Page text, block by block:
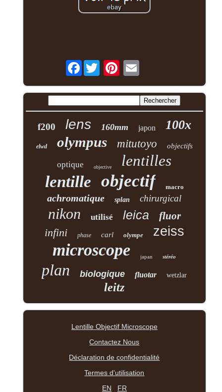
Facebook
f200 lens 160mm japon 100x
elwd olympus mitutoyo objectifs
optique objective lentilles
lentille objectif macro
achromatique splan chirurgical
nikon utilisé leica fluor
infini phase carl olympe zeiss
microscope japan stéréo
plan biologique fluotar wetzlar
leitz
Lentille Objectif Microscope
Contactez Nous
Déclaration de confidentialité
Termes d'utilisation
EN
FR